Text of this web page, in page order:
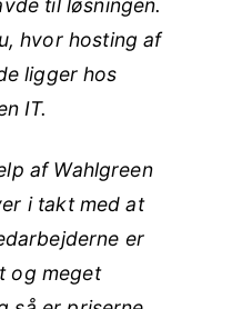
til løsningen.
hvor hosting af
ligger hos
IT.
af Wahlgreen
i takt med at
er
og meget